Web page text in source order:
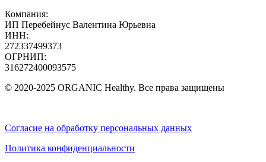
Компания:
ИП Перебейнус Валентина Юрьевна
ИНН:
272337499373
ОГРНИП:
316272400093575
© 2020-2025 ORGANIC Healthy. Все права защищены
Согласие на обработку персональных данных
Политика конфиденциальности